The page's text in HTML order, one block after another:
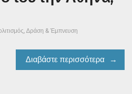
Δράση & Έμπνευση
Διαβάστε περισσότερα